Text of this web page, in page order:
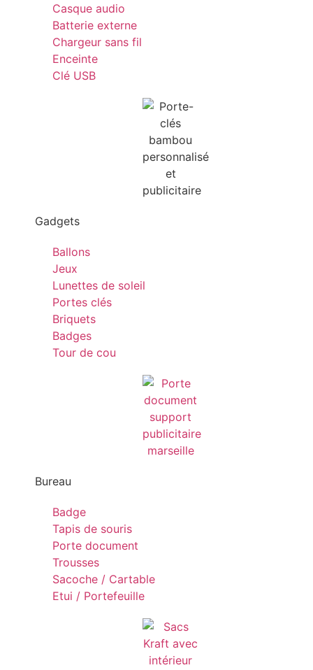
Casque audio
Batterie externe
Chargeur sans fil
Enceinte
Clé USB
Gadgets
Ballons
Jeux
Lunettes de soleil
Portes clés
Briquets
Badges
Tour de cou
Bureau
Badge
Tapis de souris
Porte document
Trousses
Sacoche / Cartable
Etui / Portefeuille